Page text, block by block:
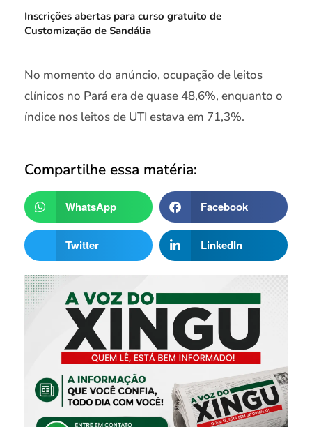
Inscrições abertas para curso gratuito de
Customização de Sandália
No momento do anúncio, ocupação de leitos
clínicos no Pará era de quase 48,6%, enquanto o
índice nos leitos de UTI estava em 71,3%.
Compartilhe essa matéria:
WhatsApp Facebook
Twitter LinkedIn